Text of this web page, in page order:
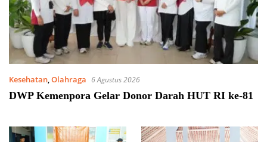
Kesehatan,Olahraga 6 Agustus 2026
DWP Kemenpora Gelar Donor Darah HUT RI ke-81